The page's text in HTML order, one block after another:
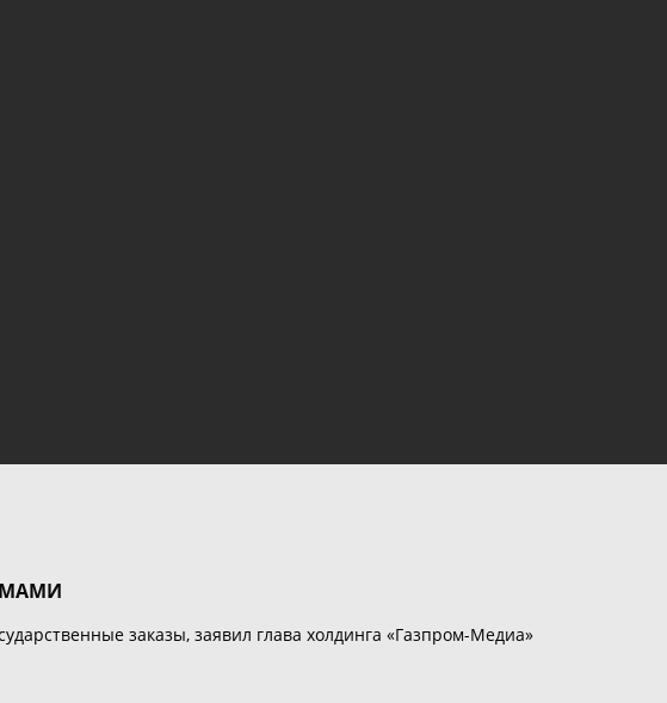
заказы, заявил глава холдинга «Газпром-Медиа»